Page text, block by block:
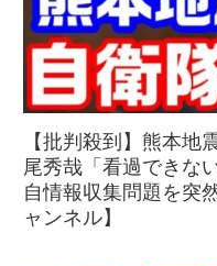
【批判殺到】熊本
尾秀哉「看過できな
自情報収集問題を突
ャンネル】